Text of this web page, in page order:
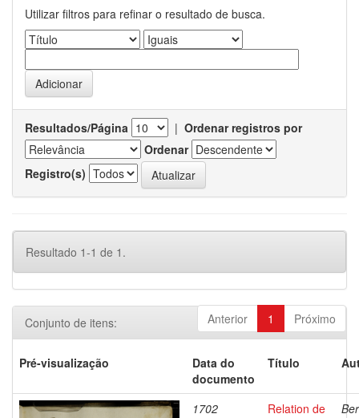
Utilizar filtros para refinar o resultado de busca.
Resultados/Página | Ordenar registros por
Ordenar
Registro(s)
Resultado 1-1 de 1.
Anterior 1 Próximo
Conjunto de itens:
Pré-visualização
Data do
documento
Título
1702
Relation de